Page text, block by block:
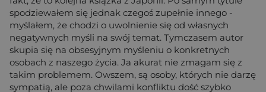
spodziewałem się jednak czegoś zupełnie innego -
myślałem, że chodzi o uwolnienie się od własnych
negatywnych myśli na swój temat. Tymczasem autor
skupia się na obsesyjnym myśleniu o konkretnych
osobach z naszego życia. Ja akurat nie zmagam się z
takim problemem. Owszem, są osoby, których nie darzę
sympatią, ale poza chwilami konfliktu dość szybko